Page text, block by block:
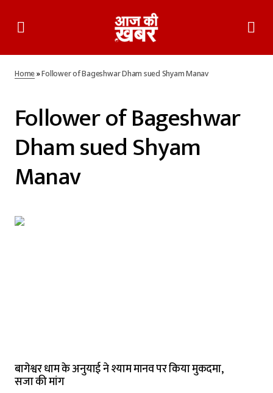
Home»Follower of Bageshwar Dham sued Shyam Manav
Follower of Bageshwar
Dham sued Shyam
Manav
बागेश्वर धाम के अनुयाई ने श्याम मानव पर किया मुकदमा,
सजा की मांग